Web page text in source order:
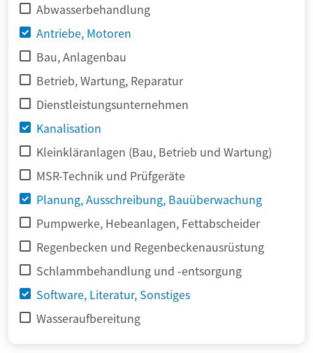
Abwasserbehandlung
Antriebe, Motoren
Bau, Anlagenbau
Betrieb, Wartung, Reparatur
Dienstleistungsunternehmen
Kanalisation
Kleinkläranlagen (Bau, Betrieb und Wartung)
MSR-Technik und Prüfgeräte
Planung, Ausschreibung, Bauüberwachung
Pumpwerke, Hebeanlagen, Fettabscheider
Regenbecken und Regenbeckenausrüstung
Schlammbehandlung und -entsorgung
Software, Literatur, Sonstiges
Wasseraufbereitung